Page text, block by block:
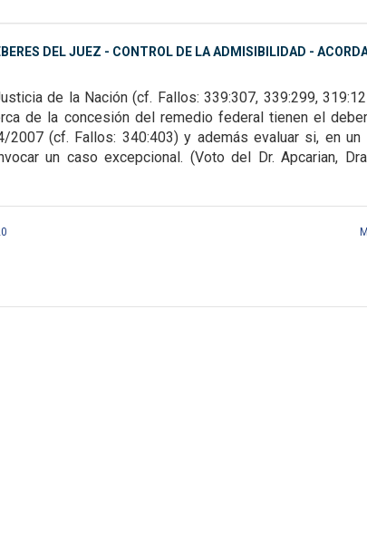
DEL JUEZ - CONTROL DE LA ADMISIBILIDAD -
de la Nación (cf. Fallos: 339:307, 339:299,
de la concesión del remedio federal tienen el
2007 (cf. Fallos: 340:403) y además evaluar si, en
un caso excepcional. (Voto del Dr. Apcarian,